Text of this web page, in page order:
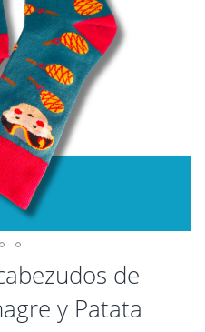
de
y Patata